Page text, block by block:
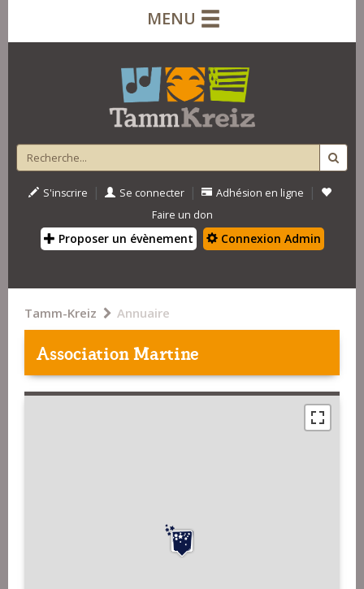
MENU
S'inscrire | Se connecter | Adhésion en ligne |
Faire un don
Proposer un évènement Connexion Admin
Tamm-Kreiz Annuaire
Association Martine